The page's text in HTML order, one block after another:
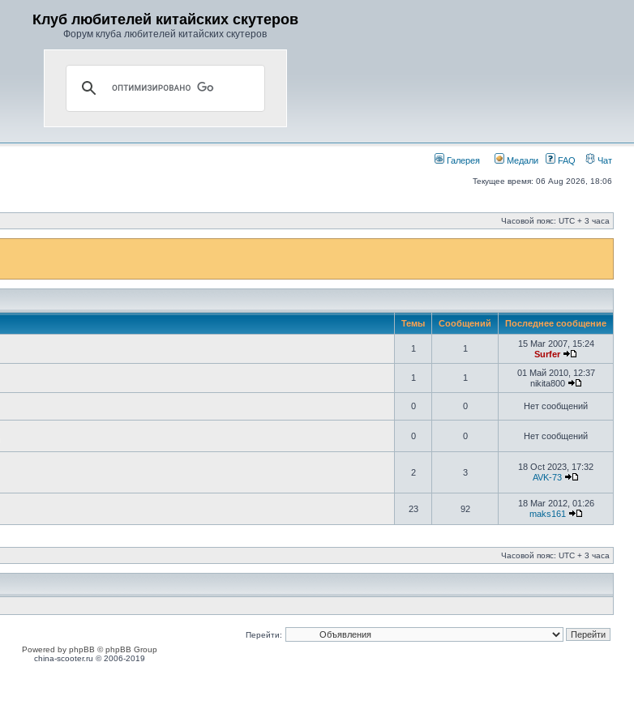
Клуб любителей китайских скутеров
Форум клуба любителей китайских скутеров
Галерея Медали FAQ Чат
Текущее время: 06 Aug 2026, 18:06
Часовой пояс: UTC + 3 часа
Темы Сообщений Последнее сообщение
1 1
15 Mar 2007, 15:24
Surfer
1 1
01 Май 2010, 12:37
nikita800
0 0 Нет сообщений
0 0 Нет сообщений
2 3
18 Oct 2023, 17:32
AVK-73
23 92
18 Mar 2012, 01:26
maks161
Часовой пояс: UTC + 3 часа
Перейти:
Powered by phpBB © phpBB Group
china-scooter.ru © 2006-2019